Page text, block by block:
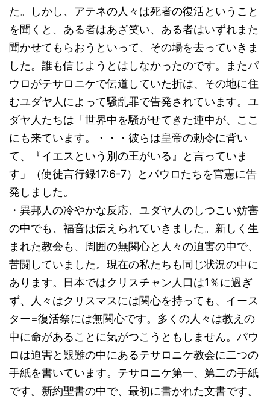
た。しかし、アテネの人々は死者の復活ということ
を聞くと、ある者はあざ笑い、ある者はいずれまた
聞かせてもらおうといって、その場を去っていきま
した。誰も信じようとはしなかったのです。またパ
ウロがテサロニケで伝道していた折は、その地に住
むユダヤ人によって騒乱罪で告発されています。ユ
ダヤ人たちは「世界中を騒がせてきた連中が、ここ
にも来ています。・・・彼らは皇帝の勅令に背い
て、『イエスという別の王がいる』と言っていま
す」（使徒言行録17:6-7）とパウロたちを官憲に告
発しました。
・異邦人の冷やかな反応、ユダヤ人のしつこい妨害
の中でも、福音は伝えられていきました。新しく生
まれた教会も、周囲の無関心と人々の迫害の中で、
苦闘していました。現在の私たちも同じ状況の中に
あります。日本ではクリスチャン人口は1％に過ぎ
ず、人々はクリスマスには関心を持っても、イース
ター=復活祭には無関心です。多くの人々は教えの
中に命があることに気がつこうともしません。パウ
ロは迫害と艱難の中にあるテサロニケ教会に二つの
手紙を書いています。テサロニケ第一、第二の手紙
です。新約聖書の中で、最初に書かれた文書です。